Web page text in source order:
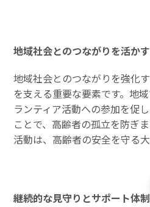
地域社会とのつながりを活かす
地域社会とのつながりを強化
を支える重要な要素です。地
ランティア活動への参加を促
ことで、高齢者の孤立を防ぎ
活動は、高齢者の安全を守る
継続的な見守りとサポート体